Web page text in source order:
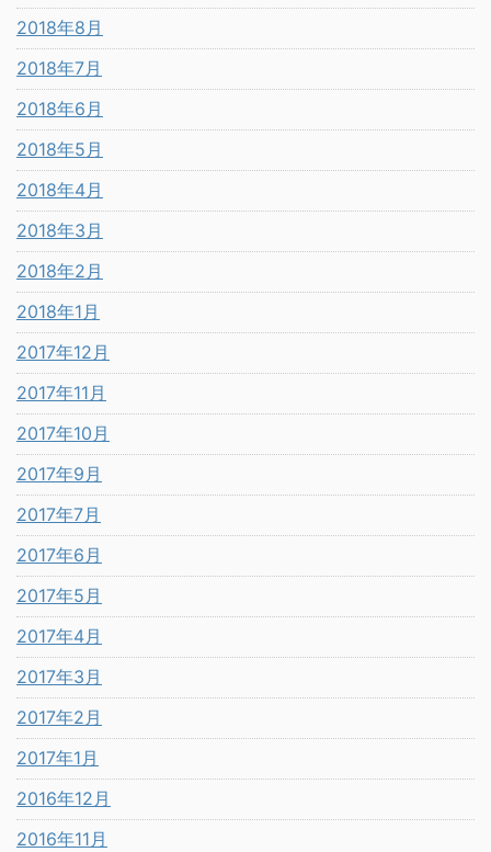
2018年8月
2018年7月
2018年6月
2018年5月
2018年4月
2018年3月
2018年2月
2018年1月
2017年12月
2017年11月
2017年10月
2017年9月
2017年7月
2017年6月
2017年5月
2017年4月
2017年3月
2017年2月
2017年1月
2016年12月
2016年11月